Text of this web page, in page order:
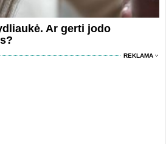
Ar gerti jodo
REKLAMA